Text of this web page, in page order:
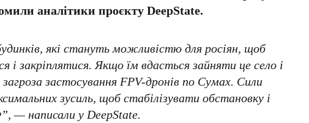
аналітики проєкту DeepState.
які стануть можливістю для росіян, щоб
і закріплятися. Якщо їм вдасться зайняти це село і
застосування FPV-дронів по Сумах. Сили
зусиль, щоб стабілізувати обстановку і
— написали у DeepState.